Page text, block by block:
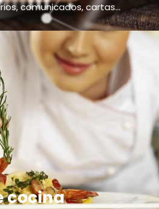
comunicados, cartas...
cocina